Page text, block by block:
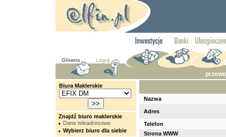
Biura Maklerskie
Znajdź biuro maklerskie
Dane teleadresowe
Wybierz biuro dla siebie
Nazwa
Adres
Telefon
Strona WWW